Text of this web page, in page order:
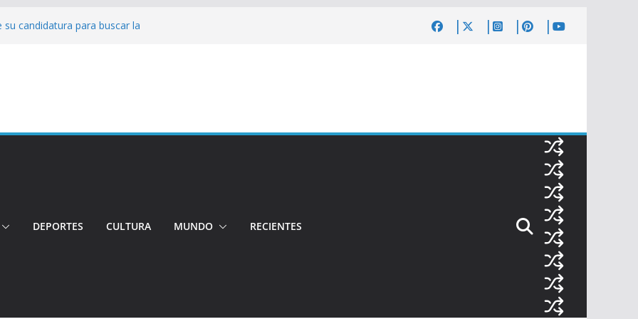
su candidatura para buscar la
Investigan crimen de un hombre en el
e incidentes marcaron la
DEPORTES CULTURA MUNDO RECIENTES